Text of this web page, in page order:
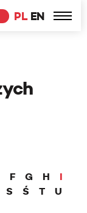
PL EN
F G H
I
S Ś T
U